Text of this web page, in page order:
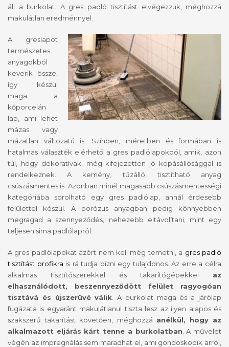
áll a burkolat. A gres padló tisztítást elvégezzük, méghozzá
makulátlan eredménnyel.
A greslapot
természetes
anyagokból
keverik össze,
így készül
maga a
kőporcelán
lap, ami lehet
mázas vagy
mázatlan változatú is. Színben, méretben és formában is
hatalmas választék elérhető a gres padlólapokból, amik, azon
túl, hogy dekoratívak, még kifejezetten jó kopásállósággal is
rendelkeznek. A kemény, tűzálló, tisztítható anyag
csúszásmentes is. Azonban minél magasabb csúszásmentességi
kategóriába sorolható egy gres padlólap, annál érdesebb
felülettel készül. A porózus anyagban pedig könnyebben
megragad a szennyeződés, nehezebb eltávolítani, mint egy
teljesen sima padlólapról.
A gres padlólapokat azért nem kell még temetni, a gres padló
tisztítást profikra is rá tudja bízni egy tulajdonos. Az erre a célra
alkalmas tisztítószerekkel és takarítógépekkel az
elhasználódott, beszennyeződött felület ragyogóan
tisztává és újszerűvé válik . A burkolat maga és a járólap
fugázata is egyaránt makulátlanul tiszta lesz az ilyen alapos és
szakszerű takarítást követően, méghozzá anélkül, hogy az
alkalmazott eljárás kárt tenne a burkolatban . A művelet
végén az impregnálás sem maradhat el, ami gondoskodik arról,